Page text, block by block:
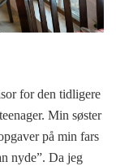
for den tidligere
Min søster
på min fars
nyde”. Da jeg